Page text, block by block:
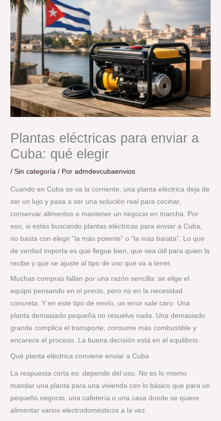
Plantas eléctricas para enviar a
Cuba: qué elegir
/Sin categoría / Poradmdevcubaenvios
Cuando en Cuba se va la corriente, una planta eléctrica deja de
ser un lujo y pasa a ser una solución real para cocinar,
conservar alimentos o mantener un negocio en marcha. Por
eso, si estás buscando plantas eléctricas para enviar a Cuba,
no basta con elegir “la más potente” o “la más barata”. Lo que
de verdad importa es que llegue bien, que sea útil para quien la
recibe y que se ajuste al tipo de uso que va a tener.
Muchas compras fallan por una razón sencilla: se elige el
equipo pensando en el precio, pero no en la necesidad
concreta. Y en este tipo de envío, un error sale caro. Una
planta demasiado pequeña no resuelve nada. Una demasiado
grande complica el transporte, consume más combustible y
encarece el proceso. La buena decisión está en el equilibrio.
Qué planta eléctrica conviene enviar a Cuba
La respuesta corta es: depende del uso. No es lo mismo
mandar una planta para una vivienda con lo básico que para un
pequeño negocio, una cafetería o una casa donde se quiere
alimentar varios electrodomésticos a la vez.